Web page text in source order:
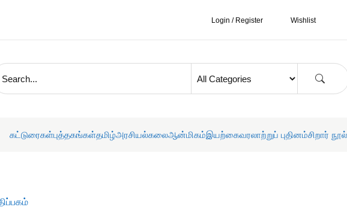
Login / Register Wishlist
கட்டுரைகள்புத்தகங்கள்தமிழ்அரசியல்கலைஆன்மிகம்இயற்கைவரலாற்றுப் புதினம்சிறார்